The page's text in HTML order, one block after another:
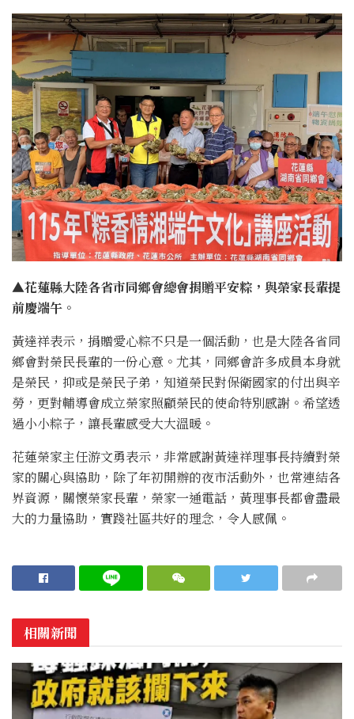
▲花蓮縣大陸各省市同鄉會總會捐贈平安粽，與榮家長輩提
前慶端午。
黃達祥表示，捐贈愛心粽不只是一個活動，也是大陸各省同
鄉會對榮民長輩的一份心意。尤其，同鄉會許多成員本身就
是榮民，抑或是榮民子弟，知道榮民對保衛國家的付出與辛
勞，更對輔導會成立榮家照顧榮民的使命特別感謝。希望透
過小小粽子，讓長輩感受大大溫暖。
花蓮榮家主任游文勇表示，非常感謝黃達祥理事長持續對榮
家的關心與協助，除了年初開辦的夜市活動外，也常連結各
界資源，關懷榮家長輩，榮家一通電話，黃理事長都會盡最
大的力量協助，實踐社區共好的理念，令人感佩。
相關新聞